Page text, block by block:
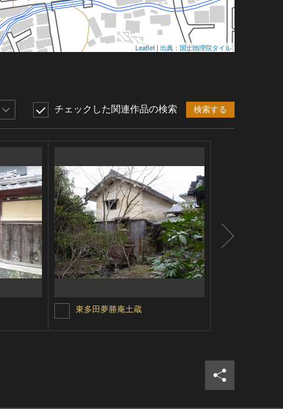
Leaflet | 出典：国土地理院タイル
チェックした関連作品の検索 検索する
東多田夢勝庵土蔵